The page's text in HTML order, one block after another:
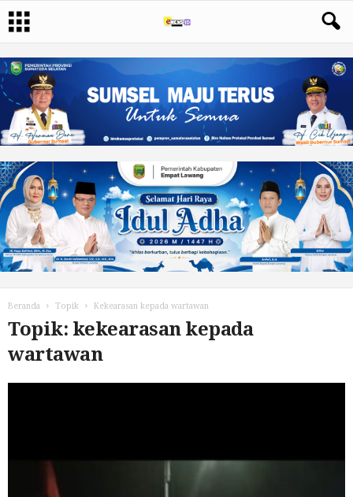
Beranda Topik Kekearasan kepada wartawan
Topik: kekearasan kepada
wartawan